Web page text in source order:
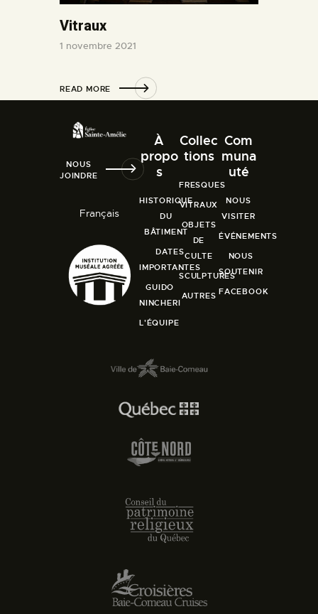
Vitraux
1 novembre 2021
READ MORE
NOUS
JOINDRE
Français
À
propo
s
HISTORIQUE
DU
BÂTIMENT
DATES
IMPORTANTES
GUIDO
NINCHERI
L'ÉQUIPE
Collec
tions
FRESQUES
VITRAUX
OBJETS
DE
CULTE
SCULPTURES
AUTRES
Com
muna
uté
NOUS
VISITER
ÉVÉNEMENTS
NOUS
SOUTENIR
FACEBOOK